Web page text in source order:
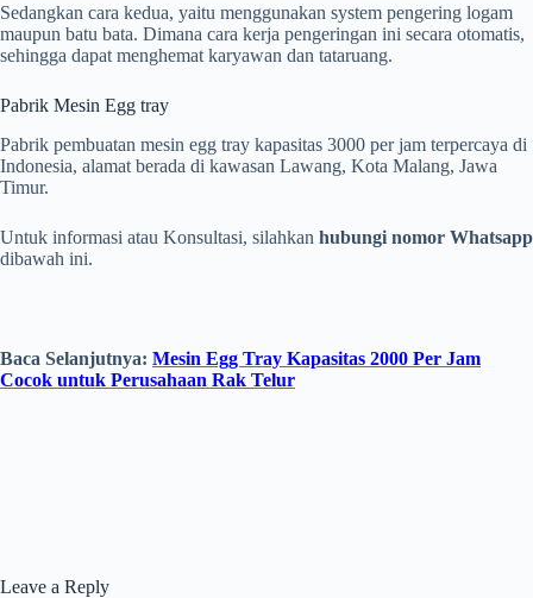
Sedangkan cara kedua, yaitu menggunakan system pengering logam
maupun batu bata. Dimana cara kerja pengeringan ini secara otomatis,
sehingga dapat menghemat karyawan dan tataruang.
Pabrik Mesin Egg tray
Pabrik pembuatan mesin egg tray kapasitas 3000 per jam terpercaya di
Indonesia, alamat berada di kawasan Lawang, Kota Malang, Jawa
Timur.
Untuk informasi atau Konsultasi, silahkan hubungi nomor Whatsapp
dibawah ini.
Baca Selanjutnya: Mesin Egg Tray Kapasitas 2000 Per Jam
Cocok untuk Perusahaan Rak Telur
Leave a Reply